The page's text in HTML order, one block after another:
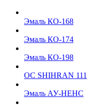
Эмаль КО-168
Эмаль КО-174
Эмаль КО-198
ОС SHIHRAN 111
Эмаль АУ-НЕНС